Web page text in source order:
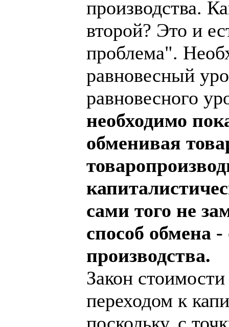
производства.
второй? Это и
проблема".
равновесный
равновесного
необходимо
обменивая
сами того не
способ обмена
производства.
Закон
переходом к